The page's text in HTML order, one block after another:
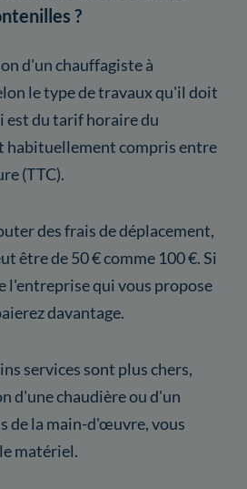
?
d'un chauffagiste à
le type de travaux qu'il doit
est du tarif horaire du
habituellement compris entre
(TTC).
des frais de déplacement,
être de 50 € comme 100 €. Si
l'entreprise qui vous propose
davantage.
services sont plus chers,
d'une chaudière ou d'un
de la main-d'œuvre, vous
matériel.